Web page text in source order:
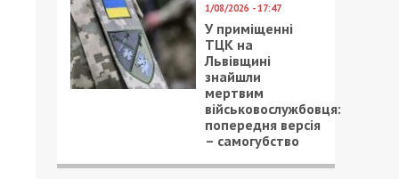
1/08/2026 - 17:47
У приміщенні
ТЦК на
Львівщині
знайшли
мертвим
військовослужбовця:
попередня версія
– самогубство